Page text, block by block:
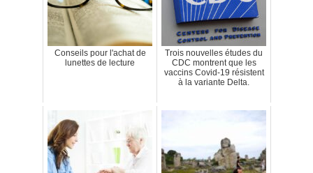
Conseils pour l'achat de
lunettes de lecture
Trois nouvelles études du
CDC montrent que les
vaccins Covid-19 résistent
à la variante Delta.